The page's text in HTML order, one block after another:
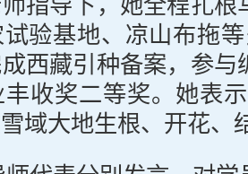
指导下，她全程扎根
验基地、凉山布拖
西藏引种备案，参与
收奖二等奖。她表
域大地生根、开花、